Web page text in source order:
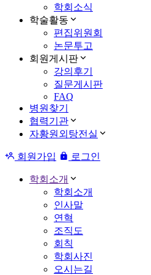
학회소식
학술활동
편집위원회
논문투고
회원게시판
강의후기
질문게시판
FAQ
병원찾기
협력기관
자황원외탕전실
회원가입 로그인
학회소개
학회소개
인사말
연혁
조직도
회칙
학회사진
오시는길